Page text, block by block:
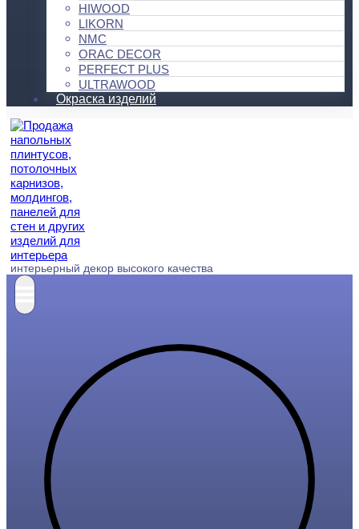
HIWOOD
LIKORN
NMC
ORAC DECOR
PERFECT PLUS
ULTRAWOOD
Окраска изделий
интерьерный декор высокого качества